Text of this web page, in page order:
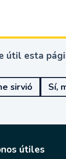
útil esta
sirvió Sí,
útiles